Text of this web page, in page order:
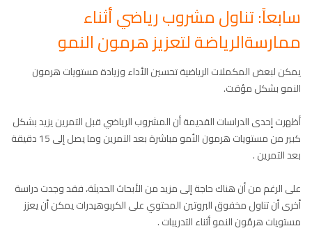
سابعاً: تناول مشروب رياضي أثناء
ممارسةالرياضة لتعزيز هرمون النمو
يمكن لبعض المكملات الرياضية تحسين الأداء وزيادة مستويات هرمون
النمو بشكل مؤقت.
أظهرت إحدى الدراسات القديمة أن المشروب الرياضي قبل التمرين يزيد بشكل
كبير من مستويات هرمون النُمو مباشرة بعد التمرين وما يصل إلى 15 دقيقة
بعد التمرين .
على الرغم من أن هناك حاجة إلى مزيد من الأبحاث الحديثة، فقد وجدت دراسة
أخرى أن تناول مخفوق البروتين المحتوي على الكربوهيدرات يمكن أن يعزز
مستويات هرمُون النمو أثناء التدريبات .